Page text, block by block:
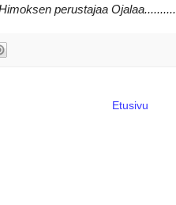
perustajaa Ojalaa..........
Etusivu